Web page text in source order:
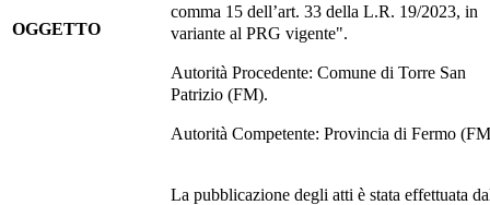
OGGETTO
comma 15 dell’art. 33 della L.R. 19/2023, in
variante al PRG vigente".
Autorità Procedente: Comune di Torre San
Patrizio (FM).
Autorità Competente: Provincia di Fermo
La pubblicazione degli atti è stata effettuata